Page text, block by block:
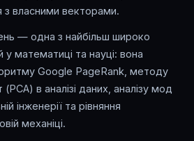
з власними векторами.
— одна з найбільш широко
у математиці та науці: вона
Google PageRank, методу
в аналізі даних, аналізу мод
інженерії та рівняння
механіці.